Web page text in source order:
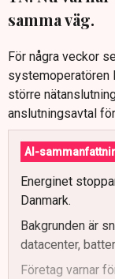
samma väg.
För några veckor
systemoperatören
större
anslutningsavtal
AI-
Energinet
Danmark.
Bakgrunden är
datacenter,
Företag varnar